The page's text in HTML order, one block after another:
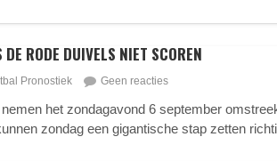
RODE DUIVELS NIET SCOREN
Pronostiek Geen reacties
het zondagavond 6 september
zondag een gigantische stap zetten